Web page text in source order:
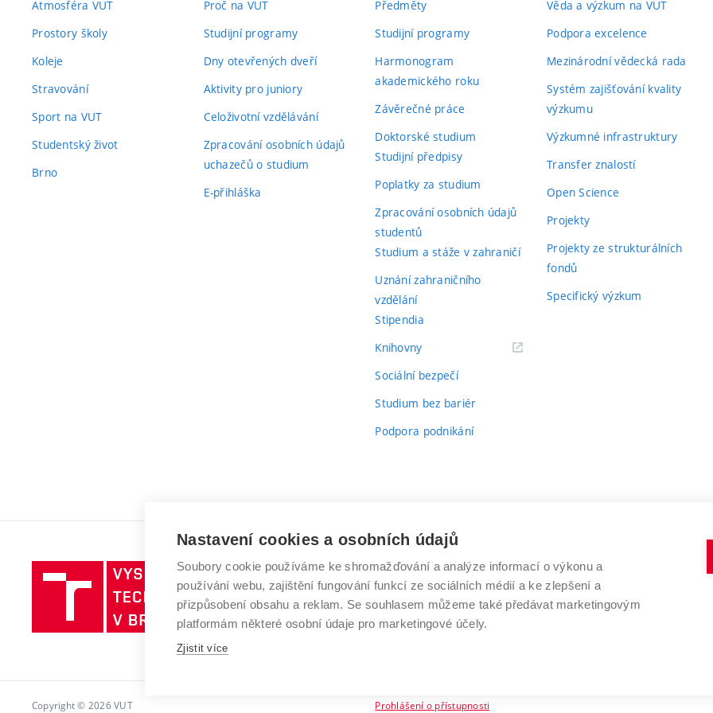
Atmosféra VUT
Prostory školy
Koleje
Stravování
Sport na VUT
Studentský život
Brno
Proč na VUT
Studijní programy
Dny otevřených dveří
Aktivity pro juniory
Celoživotní vzdělávání
Zpracování osobních údajů
uchazečů o studium
E-přihláška
Předměty
Studijní programy
Harmonogram
akademického roku
Závěrečné práce
Doktorské studium
Studijní předpisy
Poplatky za studium
Zpracování osobních údajů
studentů
Studium a stáže v zahraničí
Uznání zahraničního
vzdělání
Stipendia
Knihovny(externí
Sociální bezpečí
Studium bez bariér
Podpora podnikání
Věda a výzkum na VUT
Podpora excelence
Mezinárodní vědecká rada
Systém zajišťování kvality
výzkumu
Výzkumné infrastruktury
Transfer znalostí
Open Science
Projekty
Projekty ze strukturálních
fondů
Specifický výzkum
Vysoké
učení
technické
v
VYSOKÉ UČENÍ TECHNICKÉ V BRNĚ
Antonínská 548/1
602 00 Brno
www.vut.cz
Copyright © 2026 VUT Prohlášení o přístupnosti
Nastavení cookies a osobních údajů
Soubory cookie používáme ke shromažďování a analýze informací o výkonu a
používání webu, zajištění fungování funkcí ze sociálních médií a ke zlepšení a
přizpůsobení obsahu a reklam. Se souhlasem můžeme také předávat marketingovým
platformám některé osobní údaje pro marketingové účely.
Zjistit více